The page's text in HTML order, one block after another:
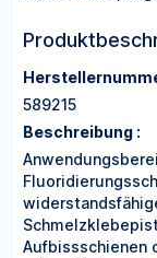
589215
Beschreibung :
Aufbissschienen